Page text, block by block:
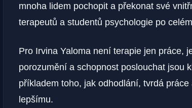
mnoha lidem pochopit a překonat své
terapeutů a studentů psychologie po
Pro Irvina Yaloma není terapie jen práce,
porozumění a schopnost poslouchat jsou
příkladem toho, jak odhodlání, tvrdá
lepšímu.